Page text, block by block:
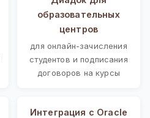
образовательных
центров
для онлайн-зачисления
студентов и подписания
договоров на курсы
Интеграция с Oracle